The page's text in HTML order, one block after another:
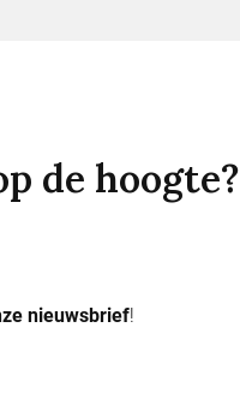
de hoogte?
nieuwsbrief!